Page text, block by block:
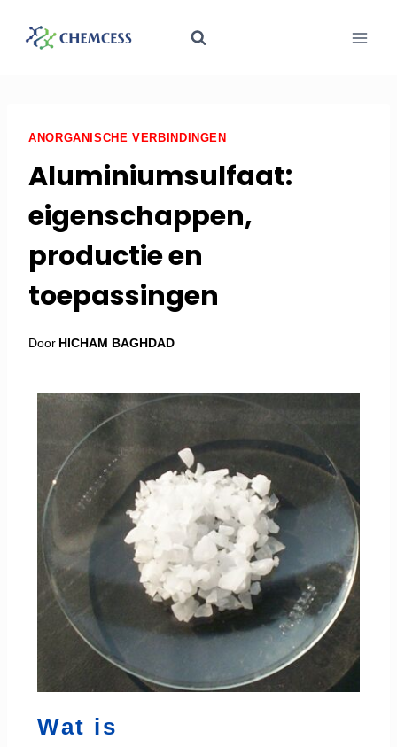
ANORGANISCHE VERBINDINGEN
Aluminiumsulfaat:
eigenschappen,
productie en
toepassingen
Door HICHAM BAGHDAD
Wat is